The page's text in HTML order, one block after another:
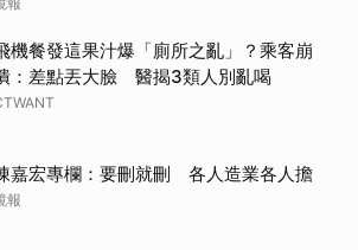
機餐發這果汁爆「廁所之亂」？乘客崩
：差點丟大臉 醫揭3類人別亂喝
嘉宏專欄：要刪就刪 各人造業各人擔
報